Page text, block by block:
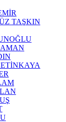
TAŞKIN